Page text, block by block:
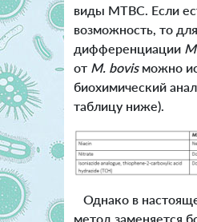
виды MTBC. Если
возможность, то для
дифференциации
от M. bovisможно
биохимический
таблицу ниже).
Однако в
метод заменяется